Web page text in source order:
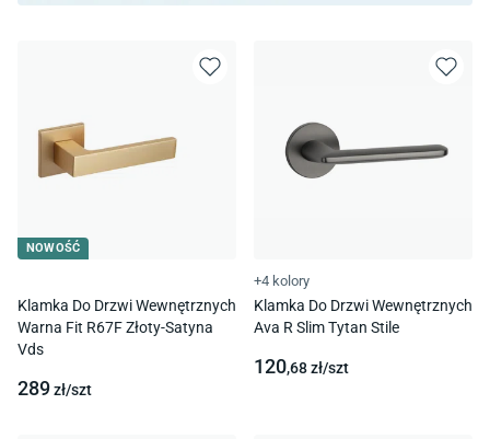
NOWOŚĆ
Klamka Do Drzwi Wewnętrznych
Warna Fit R67F Złoty-Satyna
Vds
289zł/szt
+4 kolory
Klamka Do Drzwi Wewnętrznych
Ava R Slim Tytan Stile
120,68zł/szt